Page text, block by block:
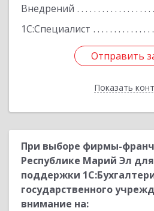
Внедрений
1С:Специалист
Отправить
Показать
Отправить
Назад
При выборе фирмы-
Республике Марий Эл
поддержки
государственного
внимание на: